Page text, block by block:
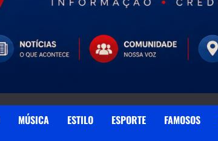
MÚSICA ESTILO ESPORTE FAMOSOS